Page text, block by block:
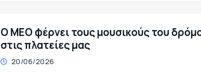
Ο ΜΕΟ φέρνει τους μουσικούς του
στις πλατείες μας
20/06/2026